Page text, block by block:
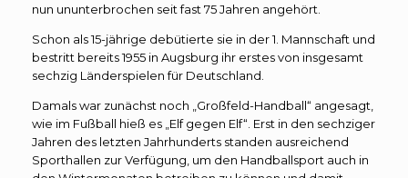
nun ununterbrochen seit fast 75 Jahren angehört.
Schon als 15-jährige debütierte sie in der 1. Mannschaft und
bestritt bereits 1955 in Augsburg ihr erstes von insgesamt
sechzig Länderspielen für Deutschland.
Damals war zunächst noch „Großfeld-Handball“ angesagt,
wie im Fußball hieß es „Elf gegen Elf“. Erst in den sechziger
Jahren des letzten Jahrhunderts standen ausreichend
Sporthallen zur Verfügung, um den Handballsport auch in